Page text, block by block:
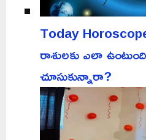
Today
రాశులకు ఎలా
చూసుకున్నారా?